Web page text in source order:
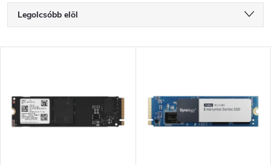
T
e
m
é
Legolcsóbb elöl
e
r